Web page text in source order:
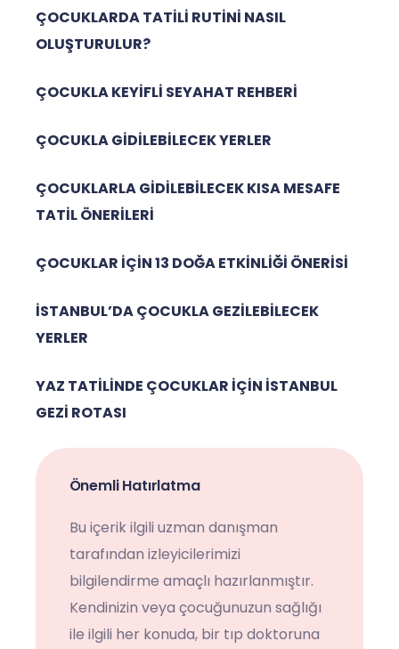
ÇOCUKLARDA TATİLİ RUTİNİ NASIL
OLUŞTURULUR?
ÇOCUKLA KEYİFLİ SEYAHAT REHBERİ
ÇOCUKLA GİDİLEBİLECEK YERLER
ÇOCUKLARLA GİDİLEBİLECEK KISA MESAFE
TATİL ÖNERİLERİ
ÇOCUKLAR İÇİN 13 DOĞA ETKİNLİĞİ ÖNERİSİ
İSTANBUL’DA ÇOCUKLA GEZİLEBİLECEK
YERLER
YAZ TATİLİNDE ÇOCUKLAR İÇİN İSTANBUL
GEZİ ROTASI
Önemli Hatırlatma
Bu içerik ilgili uzman danışman
tarafından izleyicilerimizi
bilgilendirme amaçlı hazırlanmıştır.
Kendinizin veya çocuğunuzun sağlığı
ile ilgili her konuda, bir tıp doktoruna